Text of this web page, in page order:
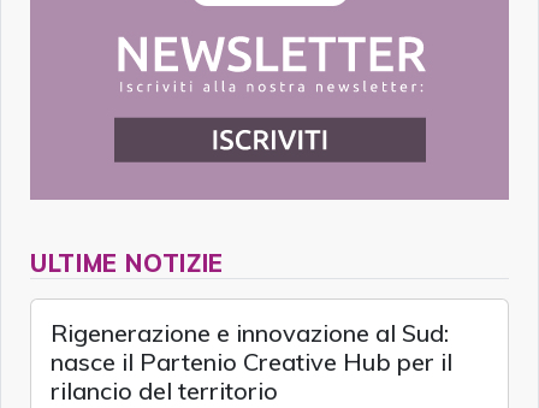
ULTIME NOTIZIE
Rigenerazione e innovazione al Sud:
nasce il Partenio Creative Hub per il
rilancio del territorio